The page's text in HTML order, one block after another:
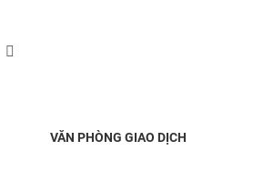
VĂN PHÒNG GIAO DỊCH